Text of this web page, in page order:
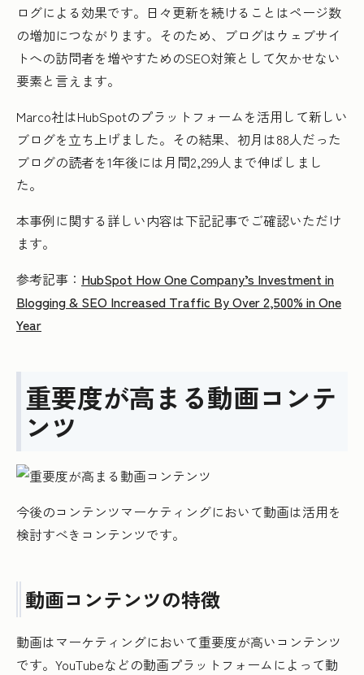
ログによる効果です。日々更新を続けることはページ数
の増加につながります。そのため、ブログはウェブサイ
トへの訪問者を増やすためのSEO対策として欠かせない
要素と言えます。
Marco社はHubSpotのプラットフォームを活用して新しい
ブログを立ち上げました。その結果、初月は88人だった
ブログの読者を1年後には月間2,299人まで伸ばしまし
た。
本事例に関する詳しい内容は下記記事でご確認いただけ
ます。
参考記事： HubSpot How One Company’s Investment in
Blogging & SEO Increased Traffic By Over 2,500% in One
Year
重要度が高まる動画コンテ
ンツ
今後のコンテンツマーケティングにおいて動画は活用を
検討すべきコンテンツです。
動画コンテンツの特徴
動画はマーケティングにおいて重要度が高いコンテンツ
です。YouTubeなどの動画プラットフォームによって動